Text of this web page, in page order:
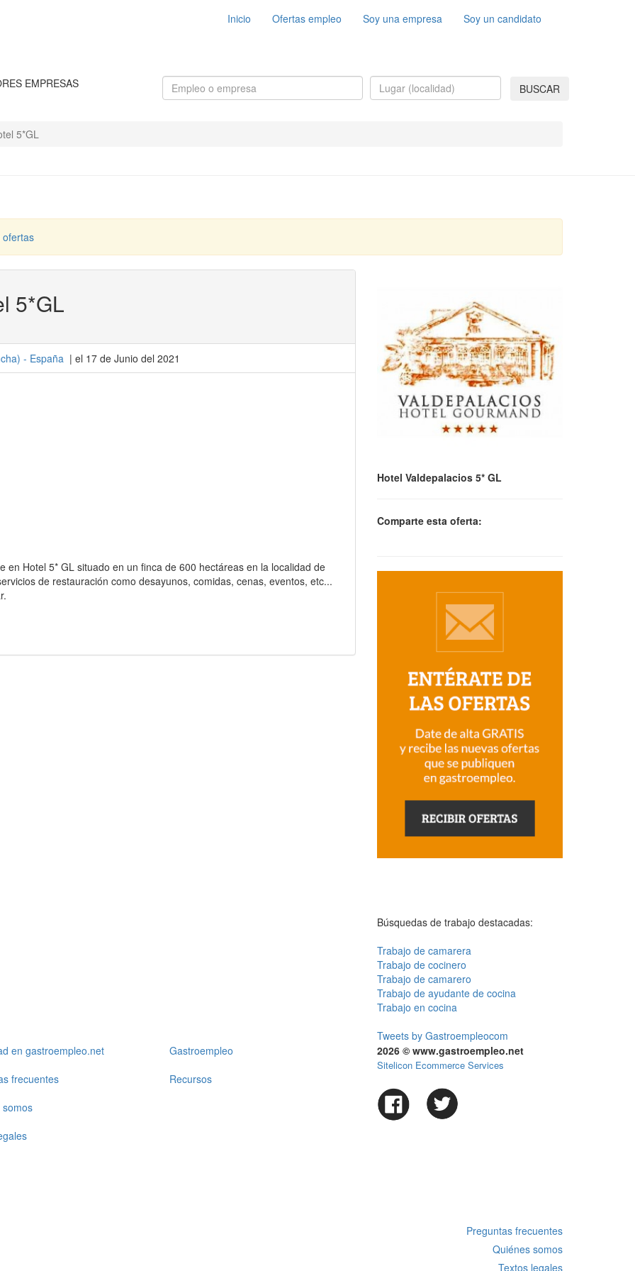
Inicio Ofertas empleo Soy una empresa Soy un candidato
EMPRESAS BUSCAR
5*GL
ofertas
5*GL
) - España | el 17 de Junio del 2021
en Hotel 5* GL situado en un finca de 600 hectáreas en la localidad de
de restauración como desayunos, comidas, cenas, eventos, etc...
Hotel Valdepalacios 5* GL
Comparte esta oferta:
Búsquedas de trabajo destacadas:
Trabajo de camarera
Trabajo de cocinero
Trabajo de camarero
Trabajo de ayudante de cocina
Trabajo en cocina
Tweets by Gastroempleocom
en gastroempleo.net
frecuentes
Gastroempleo
Recursos
2026 © www.gastroempleo.net
Sitelicon Ecommerce Services
Preguntas frecuentes
Quiénes somos
Textos legales